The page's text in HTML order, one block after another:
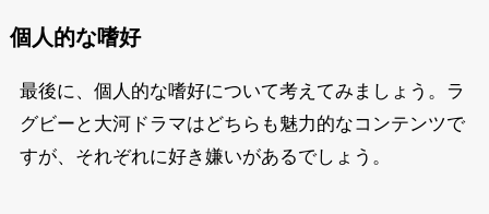
個人的な嗜好
最後に、個人的な嗜好について考えてみましょう。ラ
グビーと大河ドラマはどちらも魅力的なコンテンツで
すが、それぞれに好き嫌いがあるでしょう。